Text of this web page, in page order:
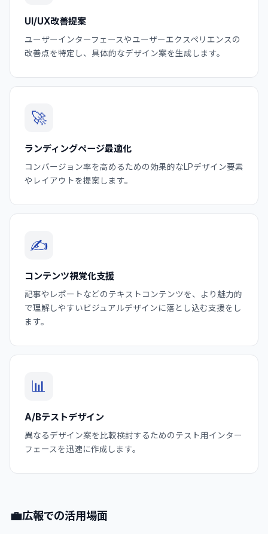
UI/UX改善提案
ユーザーインターフェースやユーザーエクスペリエンスの
改善点を特定し、具体的なデザイン案を生成します。
🚀
ランディングページ最適化
コンバージョン率を高めるための効果的なLPデザイン要素
やレイアウトを提案します。
✍️
コンテンツ視覚化支援
記事やレポートなどのテキストコンテンツを、より魅力的
で理解しやすいビジュアルデザインに落とし込む支援をし
ます。
📊
A/Bテストデザイン
異なるデザイン案を比較検討するためのテスト用インター
フェースを迅速に作成します。
💼広報での活用場面